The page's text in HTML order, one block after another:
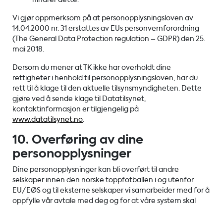
Vi gjør oppmerksom på at personopplysningsloven av
14.04.2000 nr. 31 erstattes av EUs personvernforordning
(The General Data Protection regulation – GDPR) den 25.
mai 2018.
Dersom du mener at TK ikke har overholdt dine
rettigheter i henhold til personopplysningsloven, har du
rett til å klage til den aktuelle tilsynsmyndigheten. Dette
gjøre ved å sende klage til Datatilsynet,
kontaktinformasjon er tilgjengelig på
www.datatilsynet.no.
10. Overføring av dine
personopplysninger
Dine personopplysninger kan bli overført til andre
selskaper innen den norske toppfotballen i og utenfor
EU/EØS og til eksterne selskaper vi samarbeider med for å
oppfylle vår avtale med deg og for at våre system skal